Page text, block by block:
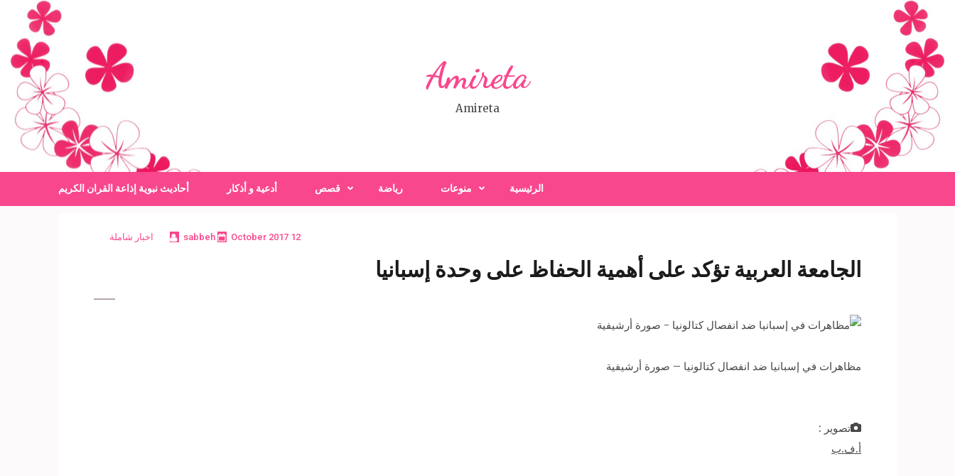
content
(Press
Enter)
Amireta
Amireta
الرئيسية منوعات رياضة قصص أدعية و أذكار أحاديث نبوية إذاعة القران الكريم
12 October 2017
sabbeh اخبار شاملة
الجامعة العربية تؤكد على أهمية الحفاظ على وحدة إسبانيا
مظاهرات في إسبانيا ضد انفصال كتالونيا – صورة أرشيفية
تصوير :
أ.ف.ب